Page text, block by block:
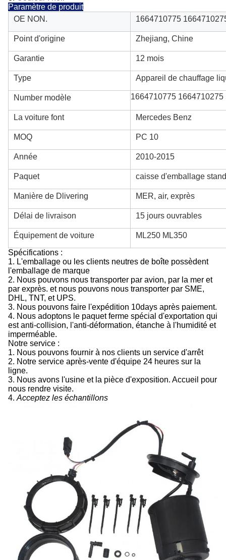
Paramètre de produit
OE NON.
1664710775
Point d'origine Zhejiang, Chine
Garantie 12 mois
Type Appareil de chauffage
Number modèle 1664710775 1664710275
La voiture font Mercedes Benz
MOQ PC 10
Année 2010-2015
Paquet caisse d'emballage
Manière de Dlivering MER, air, exprès
Délai de livraison 15 jours ouvrables
Équipement de voiture
ML250 ML350
Spécifications :
1. L'emballage ou les clients neutres de boîte possèdent
l'emballage de marque
2. Nous pouvons nous transporter par avion, par la mer et
par exprès. et nous pouvons nous transporter par SME,
DHL, TNT, et UPS.
3. Nous pouvons faire l'expédition 10days après paiement.
4. Nous adoptons le paquet ferme spécial d'exportation qui
est anti-collision, l'anti-déformation, étanche à l'humidité et
imperméable.
Notre service :
1. Nous pouvons fournir à nos clients un service d'arrêt
2. Notre service après-vente d'équipe 24 heures sur la
ligne.
3. Nous avons l'usine et la pièce d'exposition. Accueil pour
nous rendre visite.
4. Acceptez les échantillons